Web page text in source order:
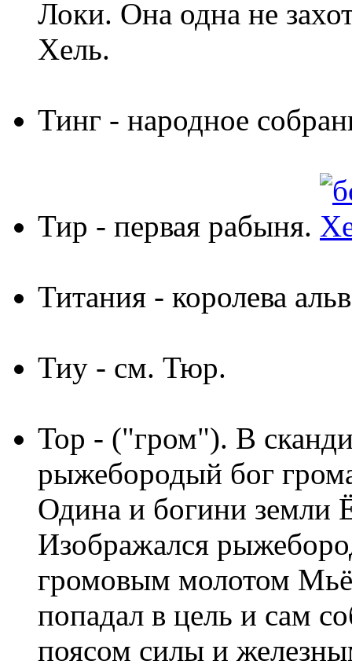
Локи. Она одна не
Хель.
Тинг - народное
Тир - первая рабыня.
Титания - королева
Тиу - см. Тюр.
Тор - ("гром"). В
рыжебородый бог
Одина и богини земли
Изображался
громовым молотом
попадал в цель и сам
поясом силы и